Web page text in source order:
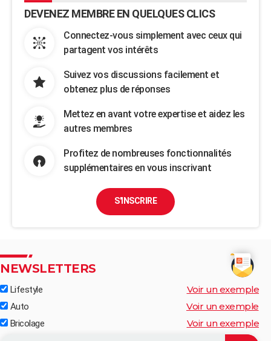
DEVENEZ MEMBRE EN QUELQUES CLICS
Connectez-vous simplement avec ceux qui
partagent vos intérêts
Suivez vos discussions facilement et
obtenez plus de réponses
Mettez en avant votre expertise et aidez les
autres membres
Profitez de nombreuses fonctionnalités
supplémentaires en vous inscrivant
S'INSCRIRE
NEWSLETTERS
Lifestyle Voir un exemple
Auto Voir un exemple
Bricolage Voir un exemple